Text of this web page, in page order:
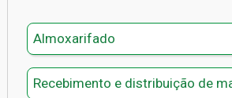
Almoxarifado
Recebimento e distribuição de